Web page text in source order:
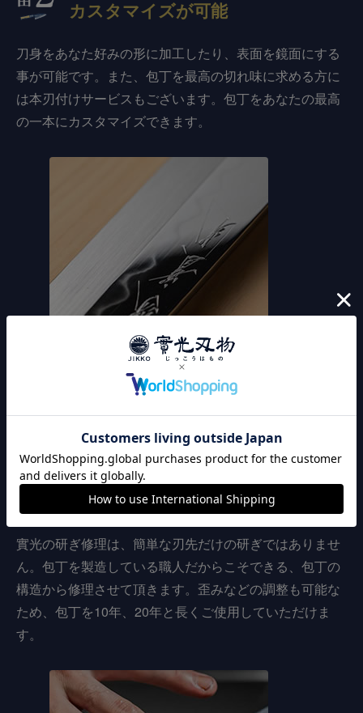
カスタマイズが可能
刀身をあなた好みの形に加工したり、表面を鏡面にする
事が可能です。また、包丁を最高の切れ味に求める方に
は本刃付けサービスもございます。包丁をあなたの最高
の一本にカスタマイズできます。
カスタマイズ加工
安心の
アフターフォロー
實光の研ぎ修理は、簡単な刃先だけの研ぎではありませ
ん。包丁を製造している職人だからこそできる、包丁の
構造から修理させて頂きます。歪みなどの調整も可能な
ため、包丁を10年、20年と長くご使用していただけま
す。